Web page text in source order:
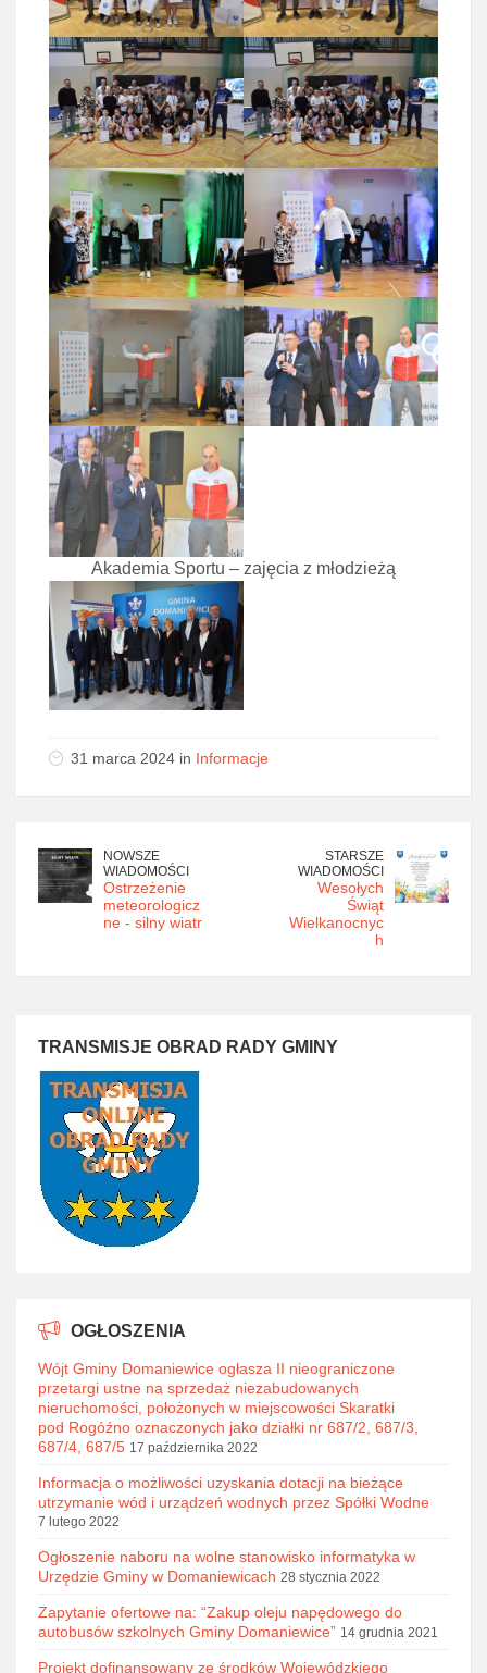
Akademia Sportu – zajęcia z młodzieżą
31 marca 2024 in Informacje
NOWSZE
WIADOMOŚCI
Ostrzeżenie
meteorologicz
ne - silny wiatr
STARSZE
WIADOMOŚCI
Wesołych
Świąt
Wielkanocnyc
h
TRANSMISJE OBRAD RADY GMINY
OGŁOSZENIA
Wójt Gminy Domaniewice ogłasza II nieograniczone
przetargi ustne na sprzedaż niezabudowanych
nieruchomości, położonych w miejscowości Skaratki
pod Rogóźno oznaczonych jako działki nr 687/2, 687/3,
687/4, 687/5 17 października 2022
Informacja o możliwości uzyskania dotacji na bieżące
utrzymanie wód i urządzeń wodnych przez Spółki Wodne
7 lutego 2022
Ogłoszenie naboru na wolne stanowisko informatyka w
Urzędzie Gminy w Domaniewicach 28 stycznia 2022
Zapytanie ofertowe na: “Zakup oleju napędowego do
autobusów szkolnych Gminy Domaniewice” 14 grudnia 2021
Projekt dofinansowany ze środków Wojewódzkiego